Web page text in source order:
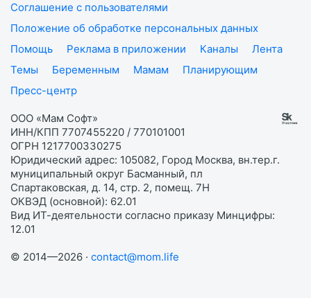
Соглашение с пользователями
Положение об обработке персональных данных
Помощь
Реклама в приложении Каналы
Лента
Темы
Беременным Мамам
Планирующим
Пресс-центр
ООО «Мам Софт»
ИНН/КПП 7707455220 / 770101001
ОГРН 1217700330275
Юридический адрес: 105082, Город Москва, вн.тер.г.
муниципальный округ Басманный, пл
Спартаковская, д. 14, стр. 2, помещ. 7Н
ОКВЭД (основной): 62.01
Вид ИТ-деятельности согласно приказу Минцифры:
12.01
© 2014—2026 · contact@mom.life